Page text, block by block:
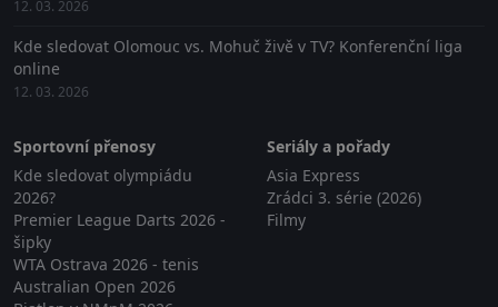
12. 03. 2026
Kde sledovat Olomouc vs. Mohuč živě v TV? Konferenční liga
online
12. 03. 2026
Sportovní přenosy
Kde sledovat olympiádu
2026?
Premier League Darts 2026 -
šipky
WTA Ostrava 2026 - tenis
Australian Open 2026
Seriály a pořady
Asia Express
Zrádci 3. série (2026)
Filmy